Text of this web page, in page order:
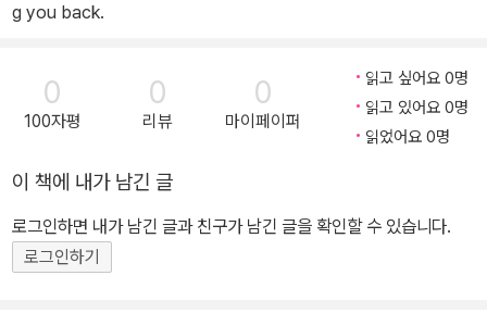
g you back.
0
100자평
0
리뷰
0
마이페이퍼
읽고 싶어요 0명
읽고 있어요 0명
읽었어요 0명
이 책에 내가 남긴 글
로그인하면 내가 남긴 글과 친구가 남긴 글을 확인할 수 있습니다.
로그인하기